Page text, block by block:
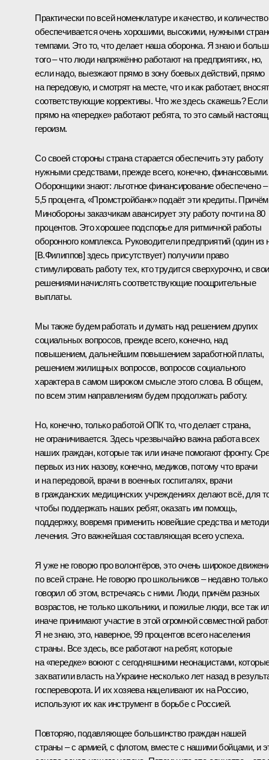
Практически по всей номенклатуре и качество, и количество
обеспечивается очень хорошими, высокими, нужными
темпами. Это то, что делает наша оборонка. Я знаю и
того – что люди напряжённо работают на предприятиях, но,
если надо, выезжают прямо в зону боевых действий, прямо
на передовую, и смотрят на месте, что и как работает, вносят
соответствующие коррективы. Что же здесь скажешь? Если
прямо на «передке» работают ребята, то это самый
героизм.
Со своей стороны страна старается обеспечить эту работу
нужными средствами, прежде всего, конечно, финансовыми.
Оборонщики знают: льготное финансирование обеспечено –
5,5 процента, «Промстройбанк» подаёт эти кредиты. Причём
Минобороны заказчикам авансирует эту работу почти на 80
процентов. Это хорошее подспорье для ритмичной работы
оборонного комплекса. Руководители предприятий (один из
[В.Филиппов] здесь присутствует) получили право
стимулировать работу тех, кто трудится сверхурочно, и
решениями начислять соответствующие поощрительные
выплаты.
Мы также будем работать и думать над решением других
социальных вопросов, прежде всего, конечно, над
повышением, дальнейшим повышением заработной платы,
решением жилищных вопросов, вопросов социального
характера в самом широком смысле этого слова. В общем,
по всем этим направлениям будем продолжать работу.
Но, конечно, только работой ОПК то, что делает страна,
не ограничивается. Здесь чрезвычайно важна работа всех
наших граждан, которые так или иначе помогают фронту.
первых из них назову, конечно, медиков, потому что врачи
и на передовой, врачи в военных госпиталях, врачи
в гражданских медицинских учреждениях делают всё, для
чтобы поддержать наших ребят, оказать им помощь,
поддержку, вовремя применить новейшие средства и
лечения. Это важнейшая составляющая всего успеха.
Я уже не говорю про волонтёров, это очень широкое
по всей стране. Не говорю про школьников – недавно только
говорил об этом, встречаясьс ними. Люди, причём разных
возрастов, не только школьники, и пожилые люди, все так
иначе принимают участие в этой огромной совместной
Я не знаю, это, наверное, 99 процентов всего населения
страны. Все здесь, все работают на ребят, которые
на «передке» воюют с сегодняшними неонацистами,
захватили власть на Украине несколько лет назад в
госпереворота. И их хозяева нацеливают их на Россию,
используют их как инструмент в борьбе с Россией.
Повторяю, подавляющее большинство граждан нашей
страны – с армией, с флотом, вместе с нашими бойцами, и